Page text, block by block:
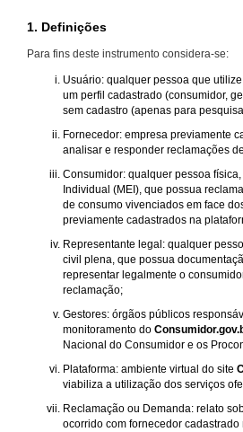
1. Definições
Para fins deste instrumento considera-se:
Usuário: qualquer pessoa que
um perfil cadastrado (consumidor,
sem cadastro (apenas para
Fornecedor: empresa previamente
analisar e responder reclamações
Consumidor: qualquer pessoa
Individual (MEI), que possua
de consumo vivenciados em face
previamente cadastrados na
Representante legal: qualquer
civil plena, que possua
representar legalmente o
reclamação;
Gestores: órgãos públicos
monitoramento do
Nacional do Consumidor e os
Plataforma: ambiente virtual do site
viabiliza a utilização dos serviços
Reclamação ou Demanda: relato
ocorrido com fornecedor